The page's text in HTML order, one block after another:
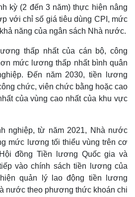
Thị trường
Tiêu dùng
Chứng khoán
Giá cà phê
kỳ (2 đến 3 năm) thực hiện nâng
với chỉ số giá tiêu dùng CPI, mức
năng của ngân sách Nhà nước.
thấp nhất của cán bộ, công
mức lương thấp nhất bình quân
Đến năm 2030, tiền lương
chức, viên chức bằng hoặc cao
của vùng cao nhất của khu vực
nghiệp, từ năm 2021, Nhà nước
mức lương tối thiểu vùng trên cơ
đồng Tiền lương Quốc gia và
vào chính sách tiền lương của
quản lý lao động tiền lương
nước theo phương thức khoán chi